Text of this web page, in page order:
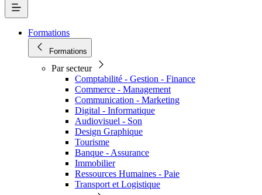
Formations
Formations
Par secteur
Comptabilité - Gestion - Finance
Commerce - Management
Communication - Marketing
Digital - Informatique
Audiovisuel - Son
Design Graphique
Tourisme
Banque - Assurance
Immobilier
Ressources Humaines - Paie
Transport et Logistique